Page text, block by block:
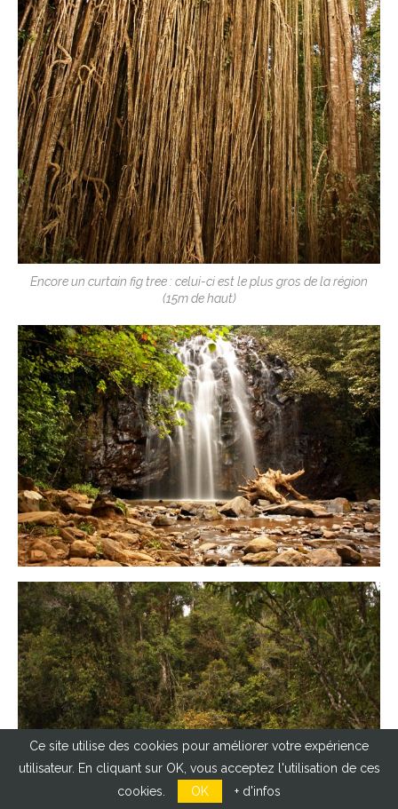
Encore un curtain fig tree : celui-ci est le plus gros de la région
(15m de haut)
Ce site utilise des cookies pour améliorer votre expérience
utilisateur. En cliquant sur OK, vous acceptez l'utilisation de ces
cookies.
OK + d'infos